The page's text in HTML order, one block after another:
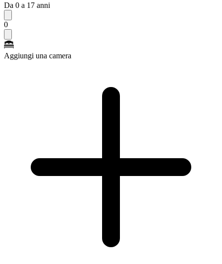
Da 0 a 17 anni
0
Aggiungi una camera